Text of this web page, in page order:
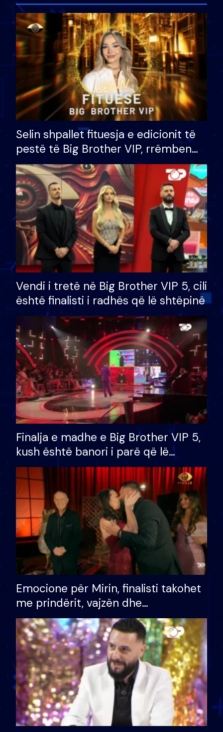
Selin shpallet fituesja e edicionit të
pestë të Big Brother VIP, rrëmben
çmimin e madh prej 100 mijë eurosh
Vendi i tretë në Big Brother VIP 5, cili
është finalisti i radhës që lë shtëpinë
Finalja e madhe e Big Brother VIP 5,
kush është banori i parë që lë
shtëpinë dhe humb mundësinë për
të fituar çmimin e madh
Emocione për Mirin, finalisti takohet
me prindërit, vajzën dhe
bashkëshorten: S’kemi ndonjë letër
divorci apo jo?